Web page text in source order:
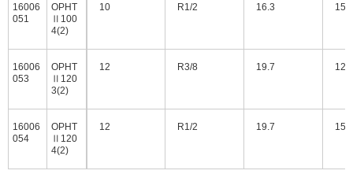
16006
051
OPHT
Ⅱ100
4(2)
16006
053
OPHT
Ⅱ120
3(2)
16006
054
OPHT
Ⅱ120
4(2)
10 R1/2 16.3 15
12 R3/8 19.7 12
12 R1/2 19.7 15